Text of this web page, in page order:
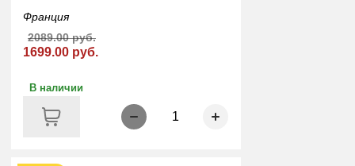
Франция
1699.00 руб.
2089.00 руб.
В наличии
1